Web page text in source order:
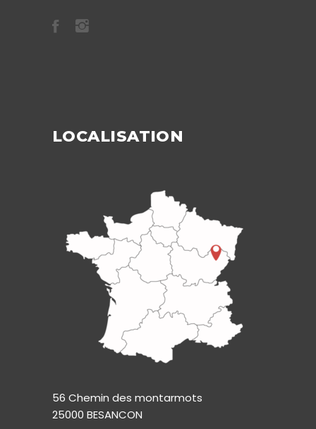
LOCALISATION
56 Chemin des montarmots
25000 BESANCON